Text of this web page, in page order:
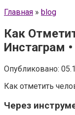
Главная » blog
Как
Инстаграм •
Опубликовано:
Как отметить
Через